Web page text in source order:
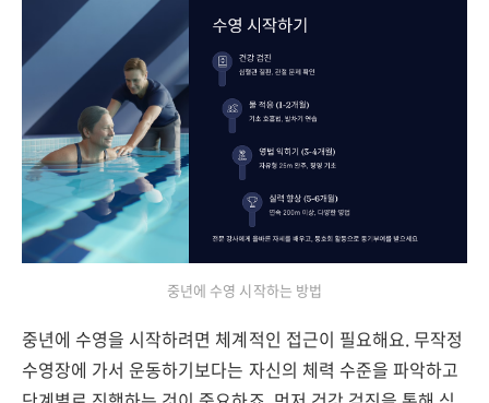
중년에 수영 시작하는 방법
중년에 수영을 시작하려면 체계적인 접근이 필요해요. 무작정
수영장에 가서 운동하기보다는 자신의 체력 수준을 파악하고